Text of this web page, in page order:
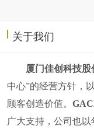
关于我们
厦门佳创科技股
中心”的经营方针，
顾客创造价值。
广大支持，公司也以